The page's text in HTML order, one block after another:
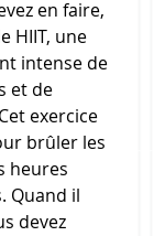
en faire,
HIIT, une
intense de
et de
exercice
brûler les
heures
Quand il
devez